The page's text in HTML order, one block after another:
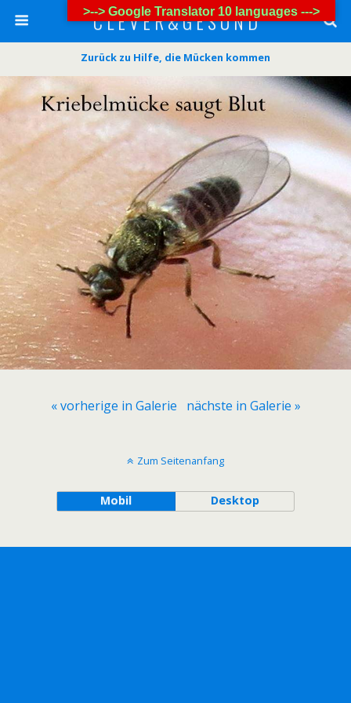
C L E V E R & G E S U N D
Zurück zu Hilfe, die Mücken kommen
« vorherige in Galerie nächste in Galerie »
Zum Seitenanfang
Mobil Desktop
>--> Google Translator 10 languages --->